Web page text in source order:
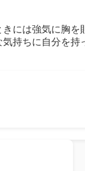
には強気に胸を
持ちに自分を持